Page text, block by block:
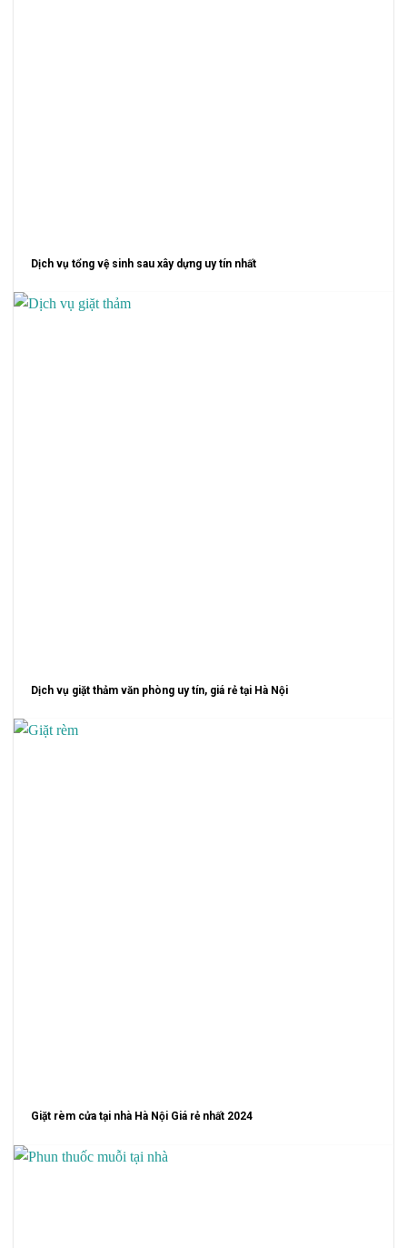
Dịch vụ tổng vệ sinh sau xây dựng uy tín nhất
Dịch vụ giặt thảm văn phòng uy tín, giá rẻ tại Hà Nội
Giặt rèm cửa tại nhà Hà Nội Giá rẻ nhất 2024